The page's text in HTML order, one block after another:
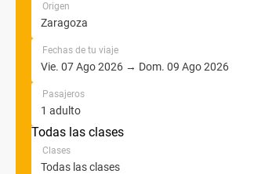
Origen
Fechas de tu viaje
Pasajeros
Todas las clases
Clases